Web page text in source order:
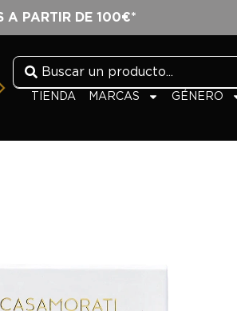
A PARTIR DE 100€*
TIENDA MARCAS GÉNERO